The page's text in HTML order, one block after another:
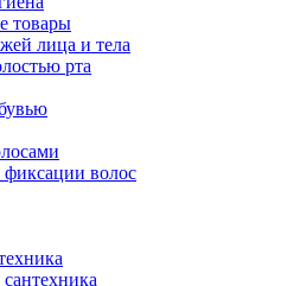
товары
лица и тела
рта
фиксации волос